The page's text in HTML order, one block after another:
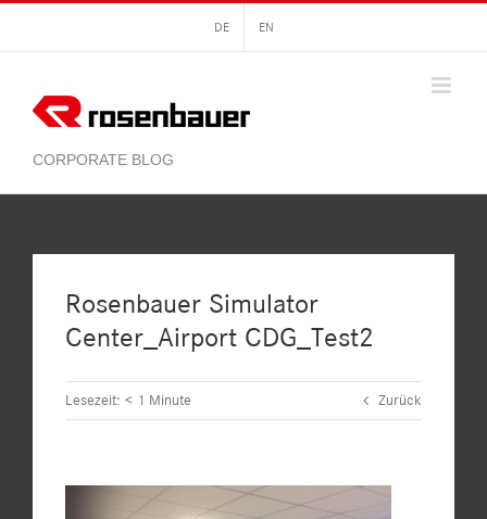
springen
DE EN
Rosenbauer Simulator
Center_Airport CDG_Test2
Lesezeit: < 1 Minute Zurück